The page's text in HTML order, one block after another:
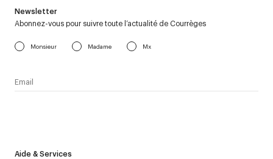
Aide & Services
Newsletter
Abonnez-vous pour suivre toute l’actualité de Courrèges
Monsieur Madame Mx